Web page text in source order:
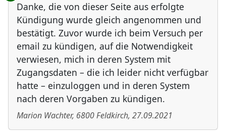
Danke, die von dieser Seite aus erfolgte
Kündigung wurde gleich angenommen und
bestätigt. Zuvor wurde ich beim Versuch per
email zu kündigen, auf die Notwendigkeit
verwiesen, mich in deren System mit
Zugangsdaten – die ich leider nicht verfügbar
hatte – einzuloggen und in deren System
nach deren Vorgaben zu kündigen.
Marion Wachter, 6800Feldkirch, 27.09.2021